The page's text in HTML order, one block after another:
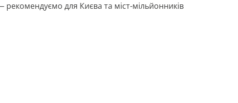
рекомендуємо для Києва та міст-мільйонників